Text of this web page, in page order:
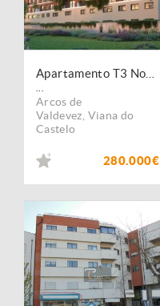
Arcos de
Valdevez Viana do
Castelo
280.000€